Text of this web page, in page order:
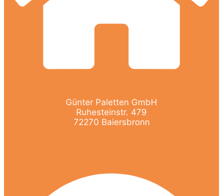
Günter Paletten GmbH
Ruhesteinstr. 479
72270 Baiersbronn